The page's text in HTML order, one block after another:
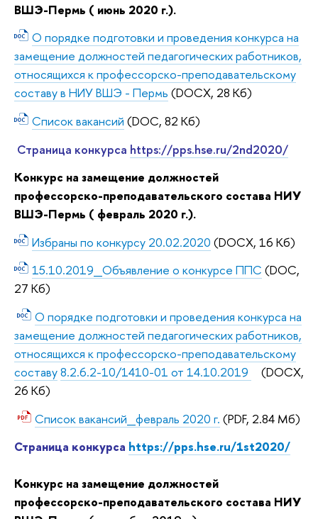
ВШЭ-Пермь ( июнь 2020 г.).
О порядке подготовки и проведения конкурса на
замещение должностей педагогических работников,
относящихся к профессорско-преподавательскому
составу в НИУ ВШЭ - Пермь (DOCX, 28 Кб)
Список вакансий (DOC, 82 Кб)
Страница конкурса https://pps.hse.ru/2nd2020/
Конкурс на замещение должностей
профессорско-преподавательского состава НИУ
ВШЭ-Пермь ( февраль 2020 г.).
Избраны по конкурсу 20.02.2020 (DOCX, 16 Кб)
15.10.2019_Объявление о конкурсе ППС (DOC,
27 Кб)
О порядке подготовки и проведения конкурса на
замещение должностей педагогических работников,
относящихся к профессорско-преподавательскому
составу8.2.6.2-10/1410-01 от 14.10.2019
(DOCX,
26 Кб)
Список вакансий_февраль 2020 г. (PDF, 2.84 Мб)
Страница конкурса https://pps.hse.ru/1st2020/
Конкурс на замещение должностей
профессорско-преподавательского состава НИУ